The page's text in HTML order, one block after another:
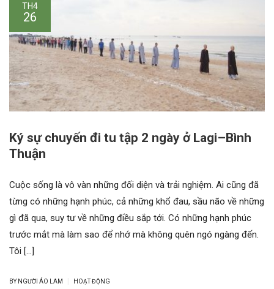
TH4
26
Ký sự chuyến đi tu tập 2 ngày ở Lagi–Bình
Thuận
Cuộc sống là vô vàn những đối diện và trải nghiệm. Ai cũng đã
từng có những hạnh phúc, cả những khổ đau, sầu não về những
gì đã qua, suy tư về những điều sắp tới. Có những hạnh phúc
trước mắt mà làm sao để nhớ mà không quên ngó ngàng đến.
Tôi […]
BY NGƯỜI ÁO LAM HOẠT ĐỘNG